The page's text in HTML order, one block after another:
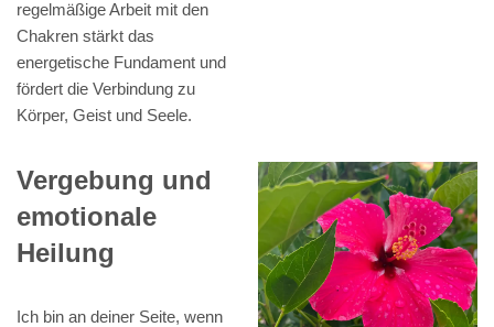
regelmäßige Arbeit mit den
Chakren stärkt das
energetische Fundament und
fördert die Verbindung zu
Körper, Geist und Seele.
Vergebung und
emotionale
Heilung
Ich bin an deiner Seite, wenn